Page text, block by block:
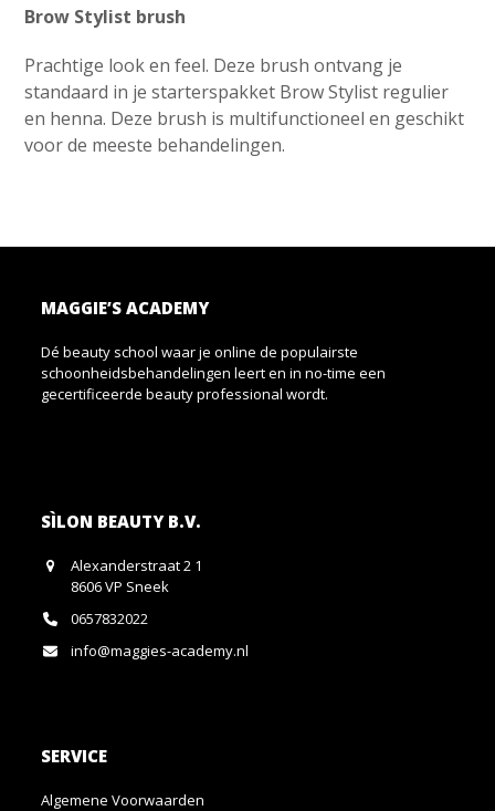
Brow Stylist brush
Prachtige look en feel. Deze brush ontvang je
standaard in je starterspakket Brow Stylist regulier
en henna. Deze brush is multifunctioneel en geschikt
voor de meeste behandelingen.
MAGGIE’S ACADEMY
Dé beauty school waar je online de populairste
schoonheidsbehandelingen leert en in no-time een
gecertificeerde beauty professional wordt.
SÌLON BEAUTY B.V.
Alexanderstraat 2 1
8606 VP Sneek
0657832022
info@maggies-academy.nl
SERVICE
Algemene Voorwaarden